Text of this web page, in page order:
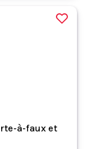
à-faux et